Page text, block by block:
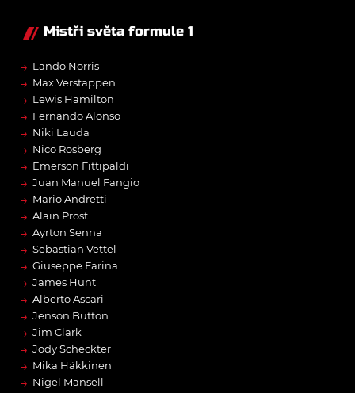
Mistři světa formule 1
→ Lando Norris
→ Max Verstappen
→ Lewis Hamilton
→ Fernando Alonso
→ Niki Lauda
→ Nico Rosberg
→ Emerson Fittipaldi
→ Juan Manuel Fangio
→ Mario Andretti
→ Alain Prost
→ Ayrton Senna
→ Sebastian Vettel
→ Giuseppe Farina
→ James Hunt
→ Alberto Ascari
→ Jenson Button
→ Jim Clark
→ Jody Scheckter
→ Mika Häkkinen
→ Nigel Mansell